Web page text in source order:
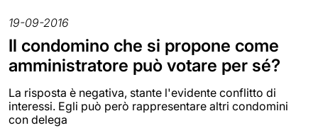
19-09-2016
Il condomino che si propone come
amministratore può votare per sé?
La risposta è negativa, stante l'evidente conflitto di
interessi. Egli può però rappresentare altri condomini
con delega